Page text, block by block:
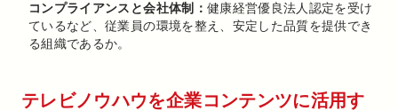
コンプライアンスと会社体制： 健康経営優良法人認定を受け
ているなど、従業員の環境を整え、安定した品質を提供でき
る組織であるか。
テレビノウハウを企業コンテンツに活用す